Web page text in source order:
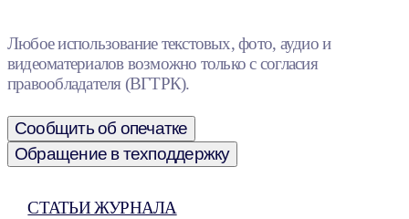
Любое использование текстовых, фото, аудио и
видеоматериалов возможно только с согласия
правообладателя (ВГТРК).
Сообщить об опечатке
Обращение в техподдержку
СТАТЬИ ЖУРНАЛА